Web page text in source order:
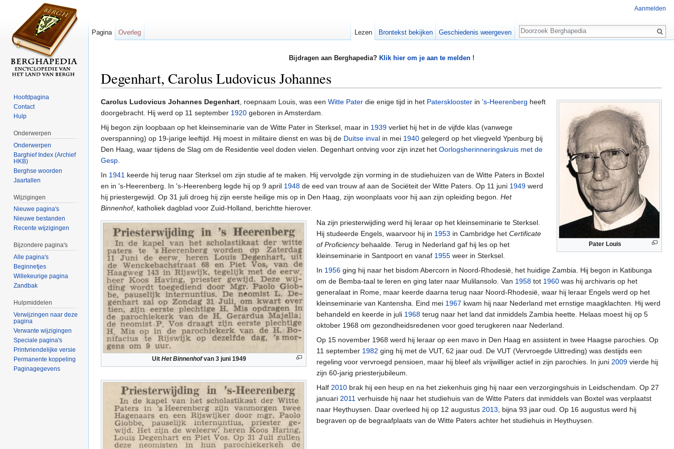
Bijdragen aan Berghapedia? Klik hier om je aan te melden !
Degenhart, Carolus Ludovicus Johannes
Pater Louis
Carolus Ludovicus Johannes Degenhart, roepnaam Louis, was een Witte Pater die enige tijd in het Patersklooster in 's-Heerenberg heeft
doorgebracht. Hij werd op 11 september 1920 geboren in Amsterdam.
Hij begon zijn loopbaan op het kleinseminarie van de Witte Pater in Sterksel, maar in 1939 verliet hij het in de vijfde klas (vanwege
overspanning) op 19-jarige leeftijd. Hij moest in militaire dienst en was bij de Duitse inval in mei 1940 gelegerd op het vliegveld Ypenburg bij
Den Haag, waar tijdens de Slag om de Residentie veel doden vielen. Degenhart ontving voor zijn inzet het Oorlogsherinneringskruis met de
Gesp.
In 1941 keerde hij terug naar Sterksel om zijn studie af te maken. Hij vervolgde zijn vorming in de studiehuizen van de Witte Paters in Boxtel
en in 's-Heerenberg. In 's-Heerenberg legde hij op 9 april 1948 de eed van trouw af aan de Sociëteit der Witte Paters. Op 11 juni 1949 werd
hij priestergewijd. Op 31 juli droeg hij zijn eerste heilige mis op in Den Haag, zijn woonplaats voor hij aan zijn opleiding begon. Het
Binnenhof, katholiek dagblad voor Zuid-Holland, berichtte hierover.
Uit Het Binnenhofvan 3 juni 1949
Na zijn priesterwijding werd hij leraar op het kleinseminarie te Sterksel.
Hij studeerde Engels, waarvoor hij in 1953 in Cambridge het Certificate
of Proficiencybehaalde. Terug in Nederland gaf hij les op het
kleinseminarie in Santpoort en vanaf 1955weer in Sterksel.
In 1956ging hij naar het bisdom Abercorn in Noord-Rhodesië, het huidige Zambia. Hij begon in Katibunga
om de Bemba-taal te leren en ging later naar Mulilansolo. Van 1958tot 1960was hij archivaris op het
generalaat in Rome, maar keerde daarna terug naar Noord-Rhodesië, waar hij leraar Engels werd op het
kleinseminarie van Kantensha. Eind mei 1967 kwam hij naar Nederland met ernstige maagklachten. Hij werd
behandeld en keerde in juli 1968terug naar het land dat inmiddels Zambia heette. Helaas moest hij op 5
oktober 1968 om gezondheidsredenen voor goed terugkeren naar Nederland.
Op 15 november 1968 werd hij leraar op een mavo in Den Haag en assistent in twee Haagse parochies. Op
11 september 1982 ging hij met de VUT, 62 jaar oud. De VUT (Vervroegde Uittreding) was destijds een
regeling voor vervroegd pensioen, maar hij bleef als vrijwilliger actief in zijn parochies. In juni 2009vierde hij
zijn 60-jarig priesterjubileum.
Half 2010brak hij een heup en na het ziekenhuis ging hij naar een verzorgingshuis in Leidschendam. Op 27
januari 2011verhuisde hij naar het studiehuis van de Witte Paters dat inmiddels van Boxtel was verplaatst
naar Heythuysen. Daar overleed hij op 12 augustus 2013, bijna 93 jaar oud. Op 16 augustus werd hij
begraven op de begraafplaats van de Witte Paters achter het studiehuis in Heythuysen.
Aanmelden
Pagina Overleg Lezen Brontekst bekijken Geschiedenis weergeven
Zoeken
Hoofdpagina
Contact
Hulp
Onderwerpen
Onderwerpen
Barghief Index (Archief
HKB)
Berghse woorden
Jaartallen
Wijzigingen
Nieuwe pagina's
Nieuwe bestanden
Recente wijzigingen
Bijzondere pagina's
Alle pagina's
Beginnetjes
Willekeurige pagina
Zandbak
Hulpmiddelen
Verwijzingen naar deze
pagina
Verwante wijzigingen
Speciale pagina's
Printvriendelijke versie
Permanente koppeling
Paginagegevens